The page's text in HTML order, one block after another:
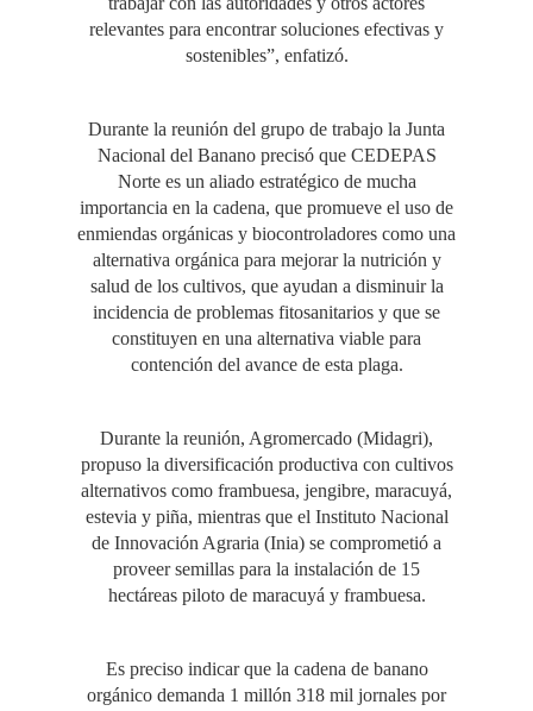
relevantes para encontrar soluciones efectivas y
sostenibles”, enfatizó.
Durante la reunión del grupo de trabajo la Junta
Nacional del Banano precisó que CEDEPAS
Norte es un aliado estratégico de mucha
importancia en la cadena, que promueve el uso de
enmiendas orgánicas y biocontroladores como una
alternativa orgánica para mejorar la nutrición y
salud de los cultivos, que ayudan a disminuir la
incidencia de problemas fitosanitarios y que se
constituyen en una alternativa viable para
contención del avance de esta plaga.
Durante la reunión, Agromercado (Midagri),
propuso la diversificación productiva con cultivos
alternativos como frambuesa, jengibre, maracuyá,
estevia y piña, mientras que el Instituto Nacional
de Innovación Agraria (Inia) se comprometió a
proveer semillas para la instalación de 15
hectáreas piloto de maracuyá y frambuesa.
Es preciso indicar que la cadena de banano
orgánico demanda 1 millón 318 mil jornales por